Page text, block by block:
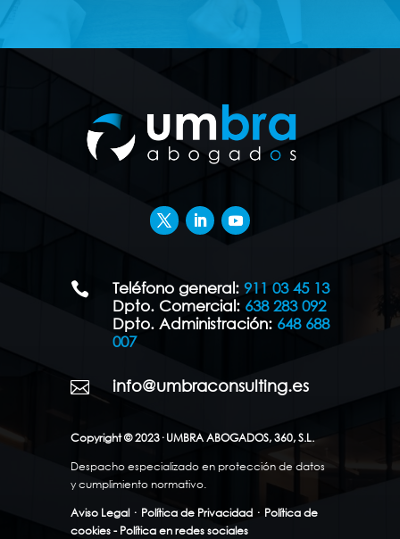
 Teléfono general: 911 03 45 13
Dpto. Comercial: 638 283 092
Dpto. Administración: 648 688
007
 info@umbraconsulting.es
Copyright © 2023· UMBRA ABOGADOS, 360, S.L.
Despacho especializado en protección de datos
y cumplimiento normativo.
Aviso Legal· Política de Privacidad· Política de
cookies - Política en redes sociales